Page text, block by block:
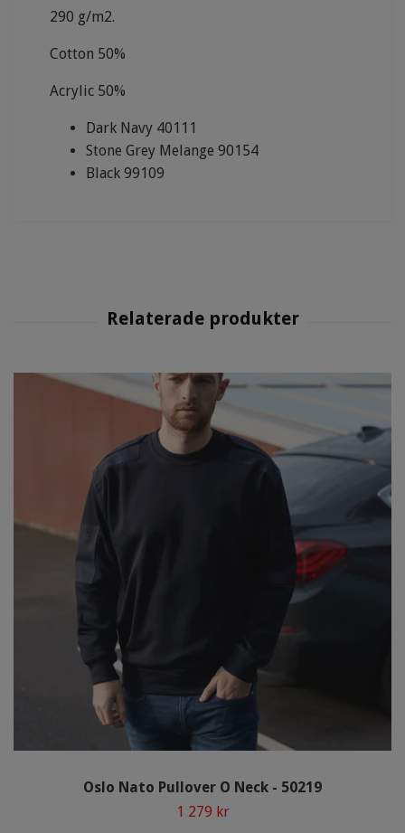
290 g/m2.
Cotton 50%
Acrylic 50%
Dark Navy 40111
Stone Grey Melange 90154
Black 99109
Oslo Nato Pullover O Neck - 50219
1 279 kr